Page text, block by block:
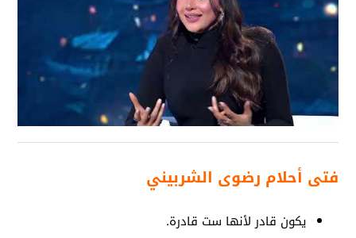
فتى أحلام رضوى الشربيني
يكون قادر لأنها ست قادرة.